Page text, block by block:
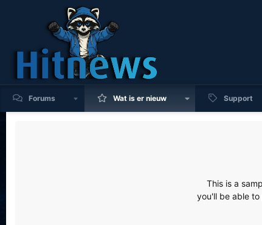
Forums Wat is er nieuw Support
This is a
you'll be able